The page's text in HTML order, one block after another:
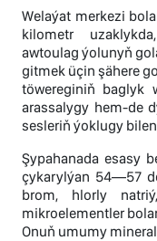
Welaýat merkezi
kilometr
awtoulag ýolunyň
gitmek üçin şähere
töwereginiň baglyk
arassalygy hem-de
sesleriň ýoklugy
Şypahanada esasy
çykarylýan 54—57
brom, hlorly
mikroelementler
Onuň umumy